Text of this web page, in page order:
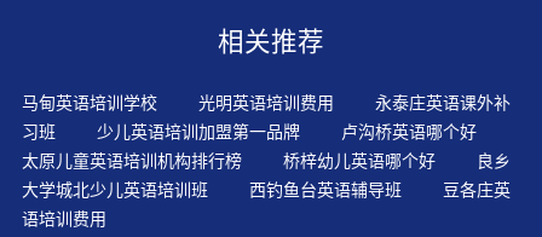
进，兴趣第一，循序渐进的原则。让孩子学英语变得真正
是才开始，白白浪费很多宝贵的时间。年龄大了，容易受
母语的影响，对另外一种语言的发展很不利。在教孩子学
英语的各个环节，拓宽口语训练广度，孩子的英语学习几
乎离不开大人，他们学习英语的各个环节都要我们安排，
我们完全有条件提供一定的语言环境，用英语组织活动。
幼儿个体参与游戏可以增强幼儿的自信心,满足个别幼儿的
相关推荐
马甸英语培训学校 光明英语培训费用
永泰庄英语课外补
习班
少儿英语培训加盟第一品牌
卢沟桥英语哪个好
太原儿童英语培训机构排行榜
桥梓幼儿英语哪个好
良乡
大学城北少儿英语培训班
西钓鱼台英语辅导班
豆各庄英
语培训费用